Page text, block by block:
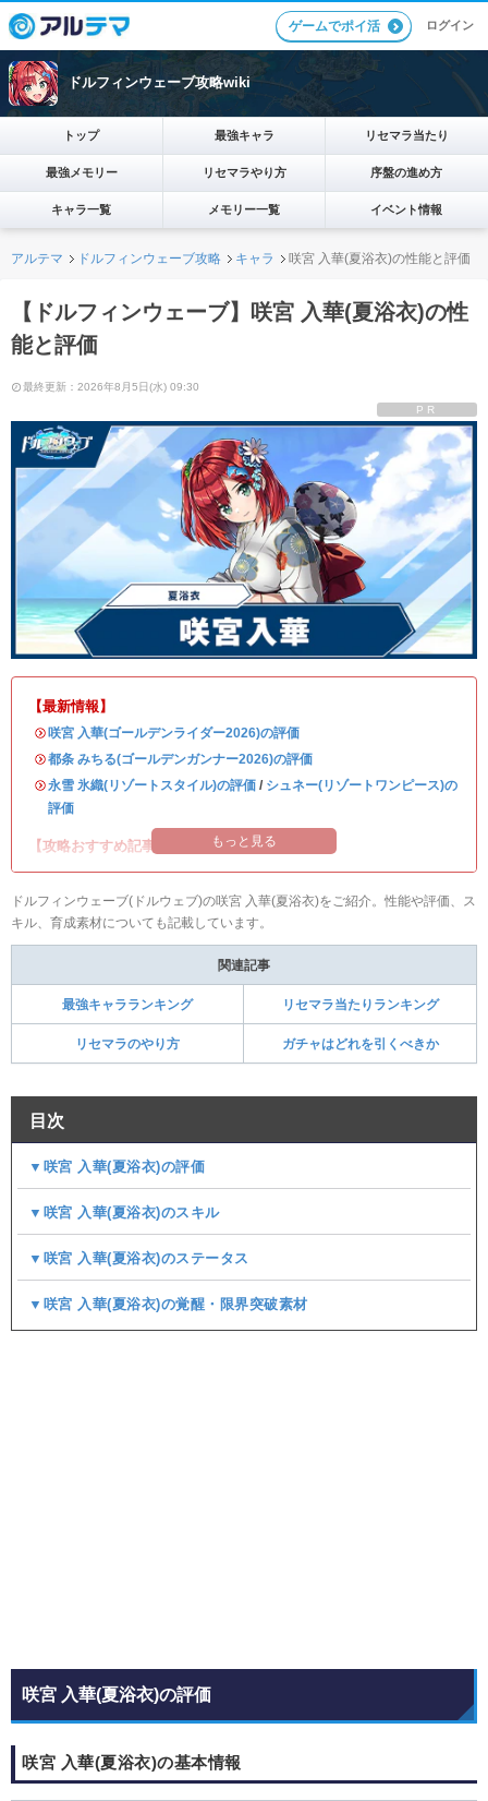
ゲームでポイ活 ログイン
ドルフィンウェーブ攻略wiki
トップ 最強キャラ リセマラ当たり
最強メモリー リセマラやり方 序盤の進め方
キャラ一覧 メモリー一覧 イベント情報
アルテマ ドルフィンウェーブ攻略 キャラ 咲宮 入華(夏浴衣)の性能と評価
【ドルフィンウェーブ】咲宮 入華(夏浴衣)の性
能と評価
最終更新：2026年8月5日(水) 09:30
PR
【最新情報】
・咲宮 入華(ゴールデンライダー2026)の評価
・都条 みちる(ゴールデンガンナー2026)の評価
・永雪 氷織(リゾートスタイル)の評価 / シュネー(リゾートワンピース)の
評価
【攻略おすすめ記事】 もっと見る
ドルフィンウェーブ(ドルウェブ)の咲宮 入華(夏浴衣)をご紹介。性能や評価、ス
キル、育成素材についても記載しています。
関連記事
最強キャラランキング リセマラ当たりランキング
リセマラのやり方 ガチャはどれを引くべきか
目次
▼咲宮 入華(夏浴衣)の評価
▼咲宮 入華(夏浴衣)のスキル
▼咲宮 入華(夏浴衣)のステータス
▼咲宮 入華(夏浴衣)の覚醒・限界突破素材
咲宮 入華(夏浴衣)の評価
咲宮 入華(夏浴衣)の基本情報